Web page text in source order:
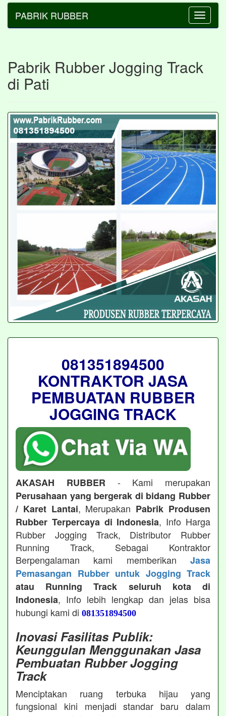
Toggle
PABRIK RUBBER
Pabrik Rubber Jogging Track
di Pati
081351894500
KONTRAKTOR JASA
PEMBUATAN RUBBER
JOGGING TRACK
AKASAH RUBBER - Kami merupakan
Perusahaan yang bergerak di bidang Rubber
/ Karet Lantai, Merupakan Pabrik Produsen
Rubber Terpercaya di Indonesia, Info Harga
Rubber Jogging Track, Distributor Rubber
Running Track, Sebagai Kontraktor
Berpengalaman kami memberikan Jasa
Pemasangan Rubber untuk Jogging Track
atau Running Track seluruh kota di
Indonesia, Info lebih lengkap dan jelas bisa
hubungi kami di 081351894500
Inovasi Fasilitas Publik:
Keunggulan Menggunakan Jasa
Pembuatan Rubber Jogging
Track
Menciptakan ruang terbuka hijau yang
fungsional kini menjadi standar baru dalam